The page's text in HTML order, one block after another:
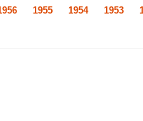
1955 1954 1953